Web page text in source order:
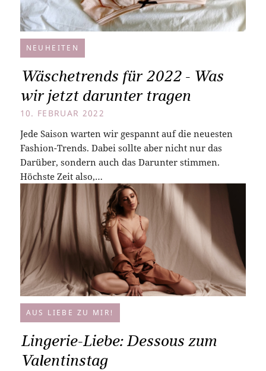
NEUHEITEN
Wäschetrends für 2022 - Was
wir jetzt darunter tragen
10. FEBRUAR 2022
Jede Saison warten wir gespannt auf die neuesten
Fashion-Trends. Dabei sollte aber nicht nur das
Darüber, sondern auch das Darunter stimmen.
Höchste Zeit also,…
AUS LIEBE ZU MIR!
Lingerie-Liebe: Dessous zum
Valentinstag